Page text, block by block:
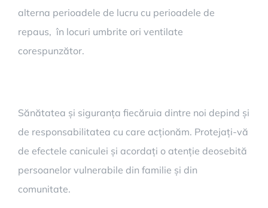
alterna perioadele de lucru cu perioadele de
repaus, în locuri umbrite ori ventilate
corespunzător.
Sănătatea și siguranța fiecăruia dintre noi depind și
de responsabilitatea cu care acționăm. Protejați-vă
de efectele caniculei și acordați o atenție deosebită
persoanelor vulnerabile din familie și din
comunitate.